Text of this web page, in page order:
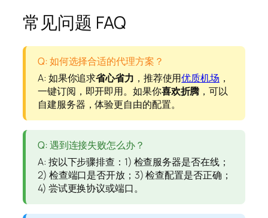
常见问题 FAQ
Q: 如何选择合适的代理方案？
A: 如果你追求省心省力 ，推荐使用优质机场 ，
一键订阅，即开即用。如果你喜欢折腾 ，可以
自建服务器，体验更自由的配置。
Q: 遇到连接失败怎么办？
A: 按以下步骤排查：1) 检查服务器是否在线；
2) 检查端口是否开放；3) 检查配置是否正确；
4) 尝试更换协议或端口。